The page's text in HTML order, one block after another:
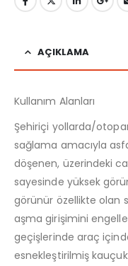
AÇIKLAMA
Kullanım Alanları
Şehiriçi yollarda/
sağlama amacıyla
döşenen, üzerindeki
sayesinde yüksek
görünür özellikte olan
aşma girişimini
geçişlerinde araç
esnekleştirilmiş